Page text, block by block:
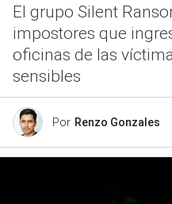
El grupo Silent
impostores que
oficinas de las
sensibles
Por Renzo Gonzales